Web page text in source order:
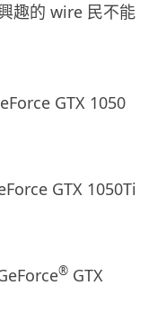
趣的 wire 民不能
GTX 1050
GTX 1050Ti
® GTX